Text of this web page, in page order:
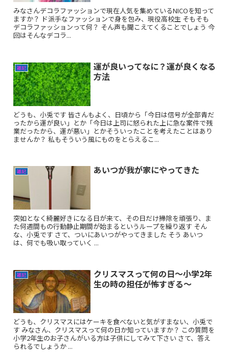
みなさんデコラファッションで現在人気を集めているNICOを知って
ますか？ ド派手なファッションで身を包み、現役高校生 そもそも
デコラファッションって何？ そん声も聞こえてくることでしょう 今
回はそんなデコラ...
雑記
運が良いってなに？運が良くなる
方法
どうも、小兎です 皆さんもよく、日頃から「今日は信号が全部青だ
ったから運が良い」とか「今日は上司に怒られた上に急な案件で残
業だったから、運が悪い」とかそういったことを考えたことはあり
ませんか？ 私もそういう風にものをとらえるこ...
雑記 あいつが我が家にやってきた
突如となく綺麗好きになる日が来て、その日だけ掃除を頑張り、ま
た何週間もの行動静止期間が始まるというループを繰り返す そん
な、小兎です さて、ついにあいつがやってきました そう あいつ
は、何でも吸い取っていく ...
雑記
クリスマスって何の日〜小学2年
生の時の担任が怖すぎる〜
どうも、クリスマスにはケーキを食べないと気がすまない、小兎で
す みなさん、クリスマスって何の日か知っていますか？ この質問を
小学2年生のお子さんがいる方は子供にしてみて下さい さて、答え
られるでしょうか ...